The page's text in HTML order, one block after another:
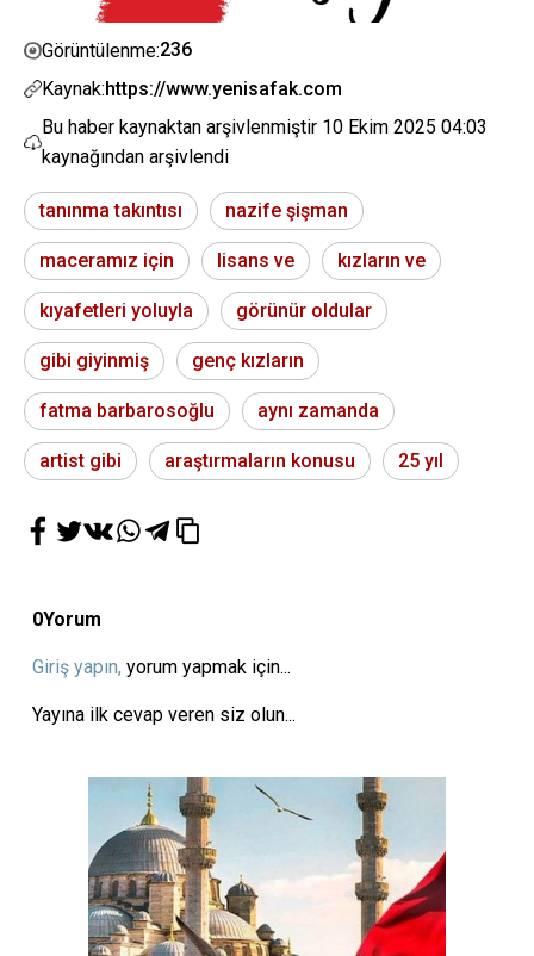
Görüntülenme:236
Kaynak:https://www.yenisafak.com
Bu haber kaynaktan arşivlenmiştir 10 Ekim 2025 04:03
kaynağından arşivlendi
tanınma takıntısı nazife şişman
maceramız için lisans ve kızların ve
kıyafetleri yoluyla görünür oldular
gibi giyinmiş genç kızların
fatma barbarosoğlu aynı zamanda
artist gibi araştırmaların konusu 25 yıl
0Yorum
Giriş yapın, yorum yapmak için...
Yayına ilk cevap veren siz olun...